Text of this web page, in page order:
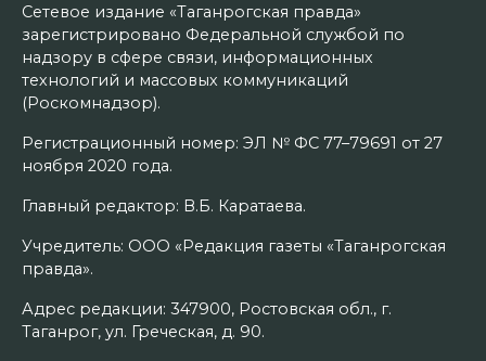
Сетевое издание «Таганрогская правда»
зарегистрировано Федеральной службой по
надзору в сфере связи, информационных
технологий и массовых коммуникаций
(Роскомнадзор).
Регистрационный номер: ЭЛ № ФС 77–79691 от 27
ноября 2020 года.
Главный редактор: В.Б. Каратаева.
Учредитель: ООО «Редакция газеты «Таганрогская
правда».
Адрес редакции: 347900, Ростовская обл., г.
Таганрог, ул. Греческая, д. 90.